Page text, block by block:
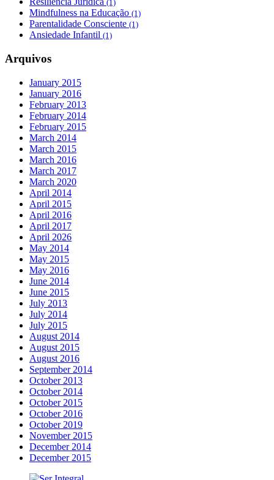
(1)
Mindfulness na Educação (1)
Parentalidade Consciente (1)
Ansiedade Infantil (1)
Arquivos
January 2015
January 2016
February 2013
February 2014
February 2015
March 2014
March 2015
March 2016
March 2017
March 2020
April 2014
April 2015
April 2016
April 2017
April 2026
May 2014
May 2015
May 2016
June 2014
June 2015
July 2013
July 2014
July 2015
August 2014
August 2015
August 2016
September 2014
October 2013
October 2014
October 2015
October 2016
October 2019
November 2015
December 2014
December 2015